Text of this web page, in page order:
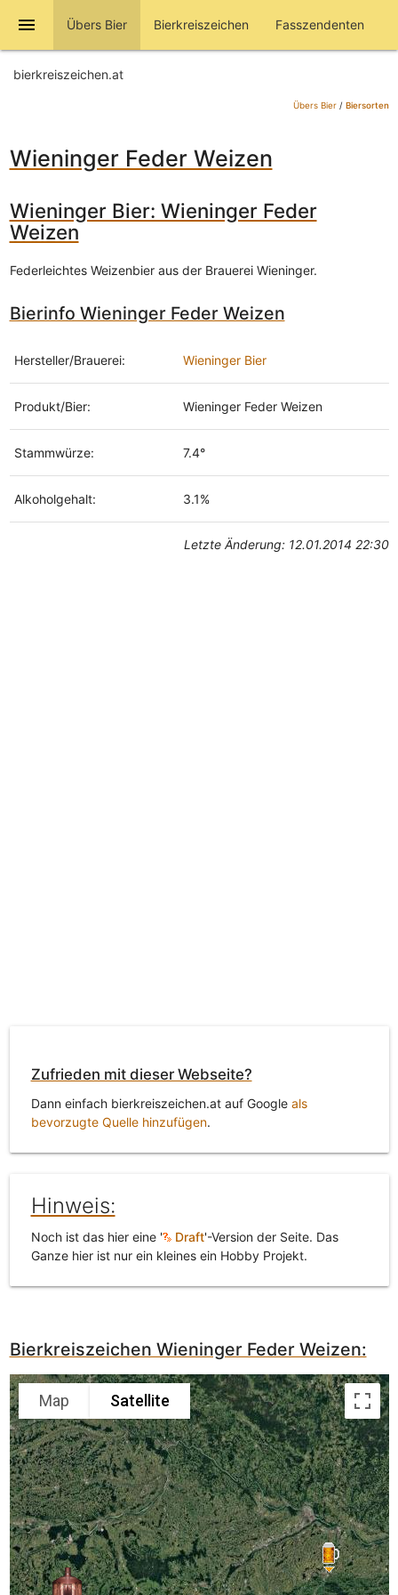
menu Übers Bier Bierkreiszeichen Fasszendenten
bierkreiszeichen.at
Übers Bier/ Biersorten
Wieninger Feder Weizen
Wieninger Bier: Wieninger Feder
Weizen
Federleichtes Weizenbier aus der Brauerei Wieninger.
Bierinfo Wieninger Feder Weizen
Hersteller/Brauerei: Wieninger Bier
Produkt/Bier: Wieninger Feder Weizen
Stammwürze: 7.4°
Alkoholgehalt: 3.1%
Letzte Änderung: 12.01.2014 22:30
Zufrieden mit dieser Webseite?
Dann einfach bierkreiszeichen.at auf Google als
bevorzugte Quelle hinzufügen.
Hinweis:
Noch ist das hier eine ' Draft'-Version der Seite. Das
Ganze hier ist nur ein kleines ein Hobby Projekt.
Bierkreiszeichen Wieninger Feder Weizen:
Map Satellite